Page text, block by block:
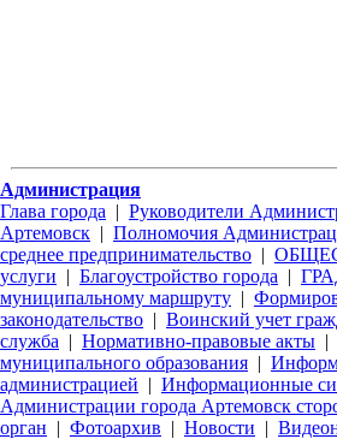
Администрация
Глава города | Руководители
Артемовск | Полномочия
среднее предпринимательство |
услуги | Благоустройство города |
муниципальному маршруту |
законодательство | Воинский учет
служба | Нормативно-правовые акты |
муниципального образования |
администрацией | Информационные
Администрации города Артемовск
орган | Фотоархив | Новости |